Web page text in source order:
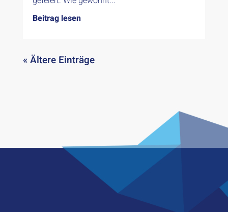
Beitrag lesen
« Ältere Einträge